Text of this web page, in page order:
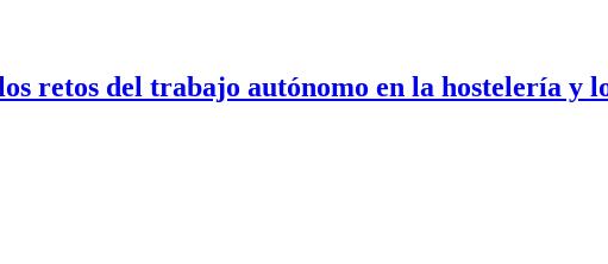
retos del trabajo autónomo en la hostelería y